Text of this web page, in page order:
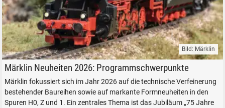
Märklin Neuheiten 2026 H0 Z TRIX H0 N LGB Modelleisenbahn
Bild: Märklin
Märklin Neuheiten 2026: Programmschwerpunkte
Märklin fokussiert sich im Jahr 2026 auf die technische Verfeinerung
bestehender Baureihen sowie auf markante Formneuheiten in den
Spuren H0, Z und 1. Ein zentrales Thema ist das Jubiläum „75 Jahre